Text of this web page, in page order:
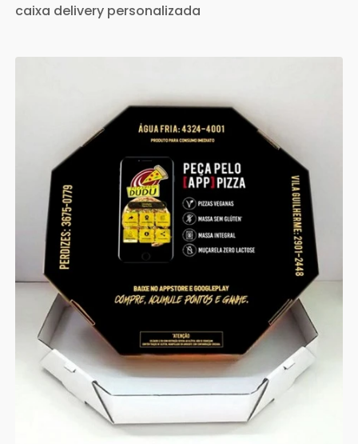
caixa delivery personalizada